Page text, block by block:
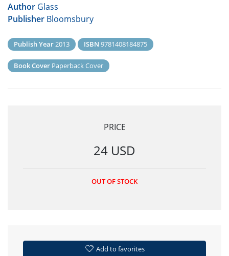
Author Glass
Publisher Bloomsbury
Publish Year2013 ISBN 9781408184875
Book Cover Paperback Cover
PRICE
24 USD
OUT OF STOCK
Add to favorites